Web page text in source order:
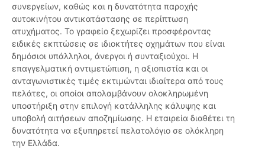
συνεργείων, καθώς και η δυνατότητα παροχής
αυτοκινήτου αντικατάστασης σε περίπτωση
ατυχήματος. Το γραφείο ξεχωρίζει προσφέροντας
ειδικές εκπτώσεις σε ιδιοκτήτες οχημάτων που είναι
δημόσιοι υπάλληλοι, άνεργοι ή συνταξιούχοι. Η
επαγγελματική αντιμετώπιση, η αξιοπιστία και οι
ανταγωνιστικές τιμές εκτιμώνται ιδιαίτερα από τους
πελάτες, οι οποίοι απολαμβάνουν ολοκληρωμένη
υποστήριξη στην επιλογή κατάλληλης κάλυψης και
υποβολή αιτήσεων αποζημίωσης. Η εταιρεία διαθέτει τη
δυνατότητα να εξυπηρετεί πελατολόγιο σε ολόκληρη
την Ελλάδα.